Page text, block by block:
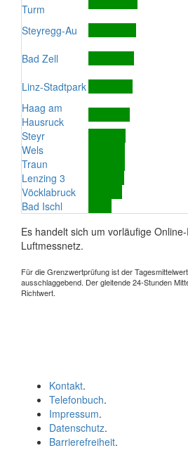
Turm
Steyregg-Au
Bad Zell
Linz-Stadtpark
Haag am
Hausruck
Steyr
Wels
Traun
Lenzing 3
Vöcklabruck
Bad Ischl
Es handelt sich um vorläufige
Luftmessnetz.
Für die Grenzwertprüfung ist der
ausschlaggebend. Der gleitende 24-Stunden
Richtwert.
Kontakt.
Telefonbuch.
Impressum.
Datenschutz.
Barrierefreiheit.